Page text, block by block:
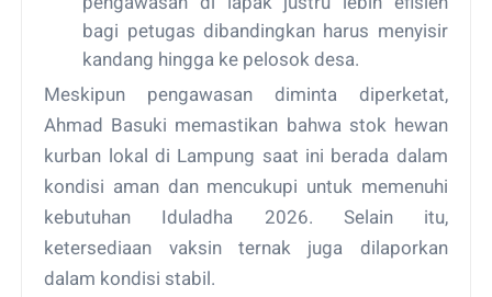
bagi petugas dibandingkan harus menyisir
kandang hingga ke pelosok desa.
Meskipun pengawasan diminta diperketat,
Ahmad Basuki memastikan bahwa stok hewan
kurban lokal di Lampung saat ini berada dalam
kondisi aman dan mencukupi untuk memenuhi
kebutuhan Iduladha 2026. Selain itu,
ketersediaan vaksin ternak juga dilaporkan
dalam kondisi stabil.